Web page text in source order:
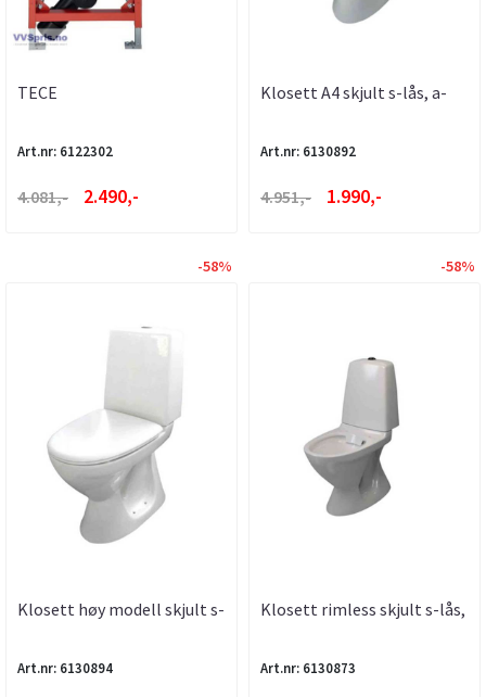
TECE
Art.nr: 6122302
4.081,- 2.490,-
Klosett A4 skjult s-lås, a-
Art.nr: 6130892
4.951,- 1.990,-
-58%
Klosett høy modell skjult s-
Art.nr: 6130894
-58%
Klosett rimless skjult s-lås,
Art.nr: 6130873